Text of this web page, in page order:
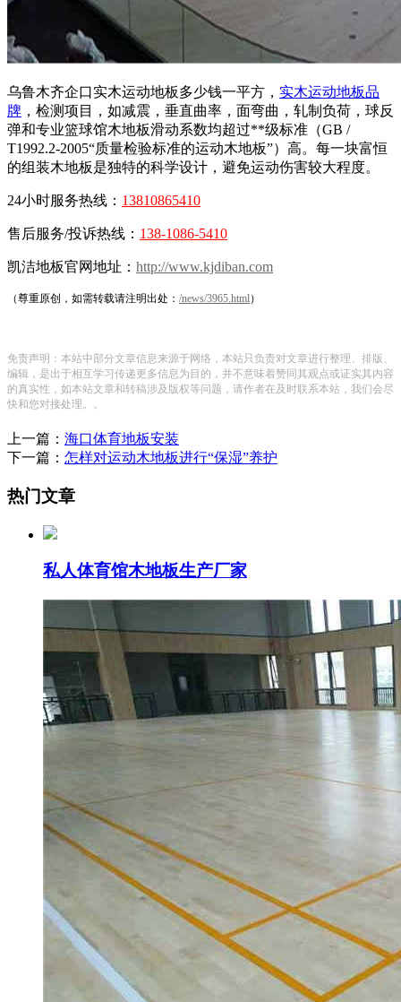
乌鲁木齐企口实木运动地板多少钱一平方， 实木运动地板品
牌 ，检测项目，如减震，垂直曲率，面弯曲，轧制负荷，球反
弹和专业篮球馆木地板滑动系数均超过**级标准（GB /
T1992.2-2005“质量检验标准的运动木地板”）高。每一块富恒
的组装木地板是独特的科学设计，避免运动伤害较大程度。
24小时服务热线： 13810865410
售后服务/投诉热线： 138-1086-5410
凯洁地板官网地址： http://www.kjdiban.com
（尊重原创，如需转载请注明出处： /news/3965.html）
免责声明：本站中部分文章信息来源于网络，本站只负责对文章进行整理、排版、
编辑，是出于相互学习传递更多信息为目的，并不意味着赞同其观点或证实其内容
的真实性，如本站文章和转稿涉及版权等问题，请作者在及时联系本站，我们会尽
快和您对接处理。。
上一篇： 海口体育地板安装
下一篇： 怎样对运动木地板进行“保湿”养护
热门文章
私人体育馆木地板生产厂家